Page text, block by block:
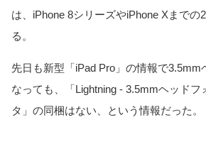
は、iPhone 8シリーズやiPhone Xまでの
る。
先日も新型「iPad Pro」の情報で3.5mm
なっても、「Lightning - 3.5mmヘッド
タ」の同梱はない、という情報だった。